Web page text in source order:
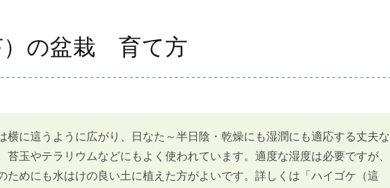
）の盆栽 育て方
横に這うように広がり、日なた～半日陰・乾燥にも湿潤にも適応する丈夫な
苔玉やテラリウムなどにもよく使われています。適度な湿度は必要ですが、
ためにも水はけの良い土に植えた方がよいです。詳しくは「ハイゴケ（這